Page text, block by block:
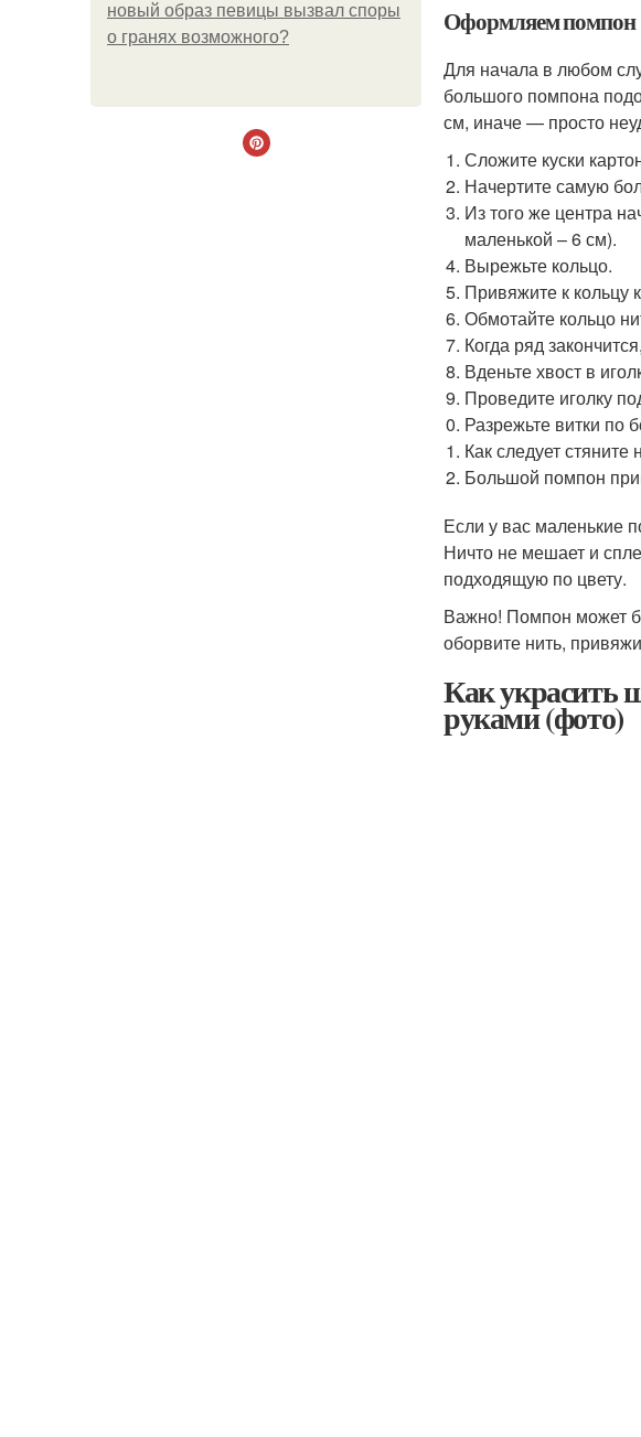
новый образ певицы вызвал споры
о гранях возможного?
Оформляем помпон
Для начала в любом
большого помпона
см, иначе — просто
Сложите куски
Начертите самую
Из того же центра
маленькой – 6 см).
Вырежьте кольцо.
Привяжите к кольцу
Обмотайте кольцо
Когда ряд
Вденьте хвост в
Проведите иголку
Разрежьте витки по
Как следует
Большой помпон
Если у вас маленькие
Ничто не мешает и
подходящую по цвету.
Важно! Помпон может
оборвите нить,
Как украсить
руками (фото)